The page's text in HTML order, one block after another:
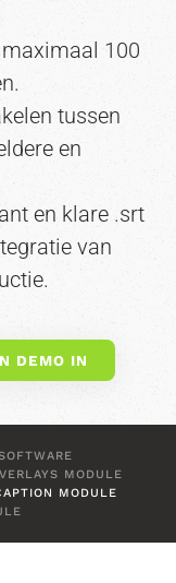
100
tussen
en
en klare .srt
van
DEMO IN
MODULE
MODULE